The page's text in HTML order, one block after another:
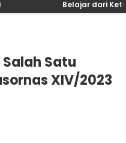
Belajar dari
Satu
XIV/2023